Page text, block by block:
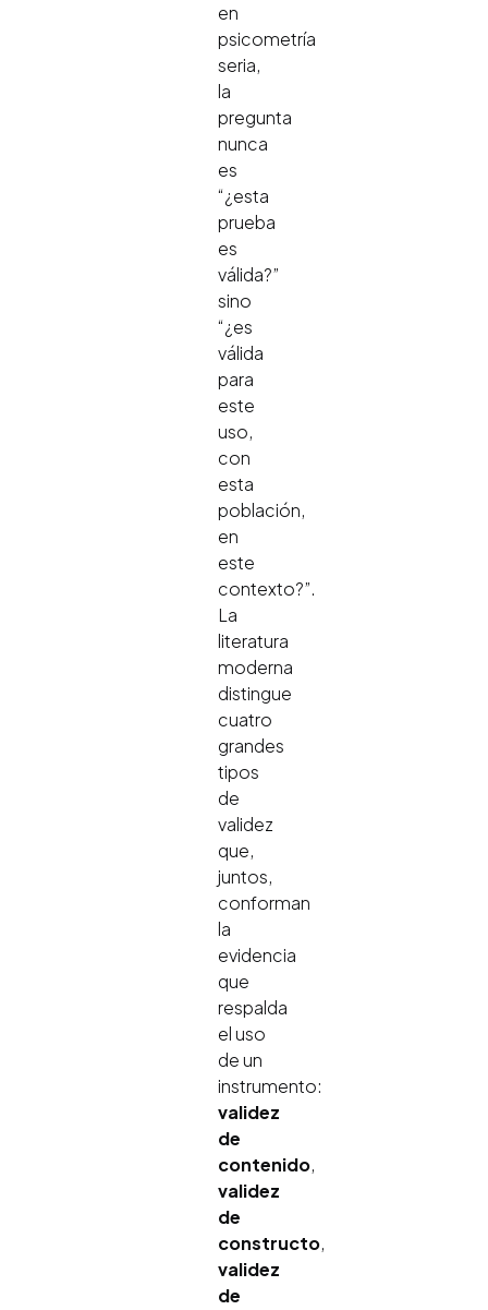
en
psicometría
seria,
la
pregunta
nunca
es
“¿esta
prueba
es
válida?”
sino
“¿es
válida
para
este
uso,
con
esta
población,
en
este
contexto?”.
La
literatura
moderna
distingue
cuatro
grandes
tipos
de
validez
que,
juntos,
conforman
la
evidencia
que
respalda
el uso
de un
instrumento:
validez
de
contenido,
validez
de
constructo,
validez
de